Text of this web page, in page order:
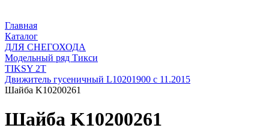
Главная
Каталог
ДЛЯ СНЕГОХОДА
Модельный ряд Тикси
TIKSY 2T
Движитель гусеничный L10201900 с 11.2015
Шайба K10200261
Шайба K10200261